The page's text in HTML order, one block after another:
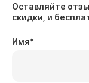
Оставляйте
скидки, и
Имя*